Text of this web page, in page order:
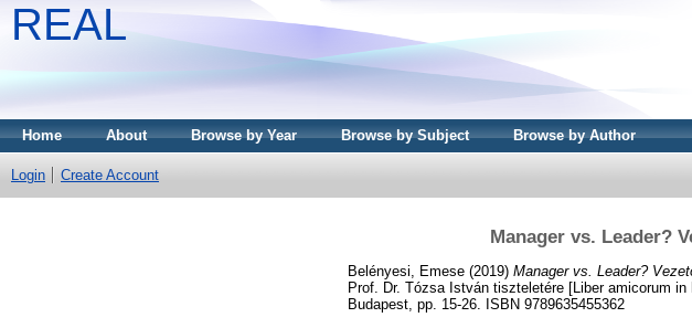
REAL
Home About Browse by Year Browse by Subject Browse by Author
Login Create Account
Manager vs. Leader?
Belényesi, Emese (2019) Manager vs. Leader?
Prof. Dr. Tózsa István tiszteletére [Liber amicorum
Budapest, pp. 15-26. ISBN 9789635455362